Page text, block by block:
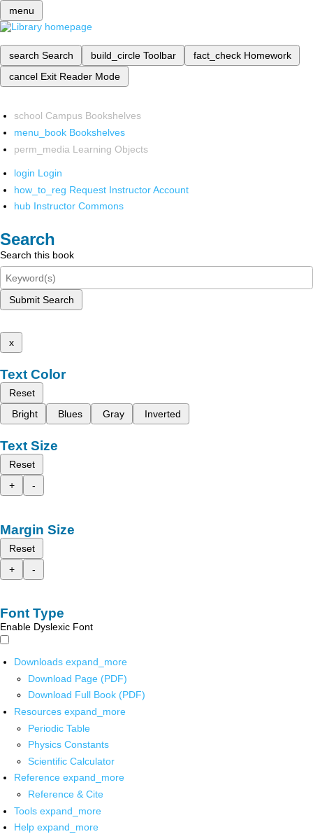
menu
search Search build_circle Toolbar fact_check Homework
cancel Exit Reader Mode
school Campus Bookshelves
menu_book Bookshelves
perm_media Learning Objects
login Login
how_to_reg Request Instructor Account
hub Instructor Commons
Search
Search this book
Submit Search
x
Text Color
Reset
Bright
Blues Gray Inverted
Text Size
Reset
+
-
Margin Size
Reset
+
-
Font Type
Enable Dyslexic Font
Downloads expand_more
Download Page (PDF)
Download Full Book (PDF)
Resources expand_more
Periodic Table
Physics Constants
Scientific Calculator
Reference expand_more
Reference & Cite
Tools expand_more
Help expand_more